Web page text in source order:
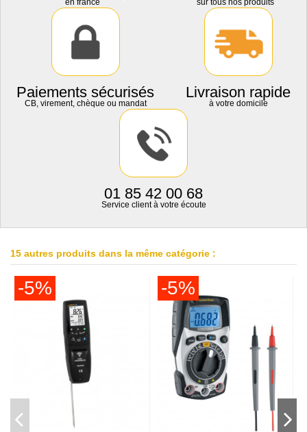
en france sur tous nos produits
Paiements sécurisés
CB, virement, chèque ou mandat
Livraison rapide
à votre domicile
01 85 42 00 68
Service client à votre écoute
15 autres produits dans la même catégorie :
-5% -5%